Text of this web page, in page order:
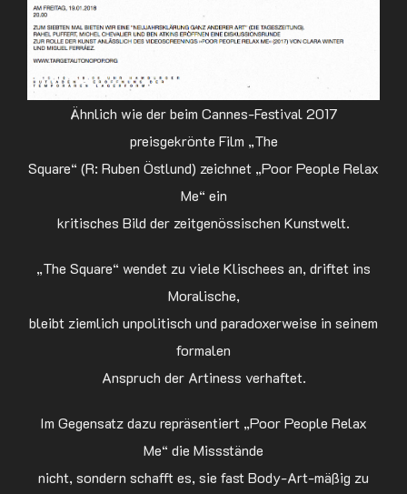
Ähnlich wie der beim Cannes-Festival 2017
preisgekrönte Film „The
Square“ (R: Ruben Östlund) zeichnet „Poor People Relax
Me“ ein
kritisches Bild der zeitgenössischen Kunstwelt.
„The Square“ wendet zu viele Klischees an, driftet ins
Moralische,
bleibt ziemlich unpolitisch und paradoxerweise in seinem
formalen
Anspruch der Artiness verhaftet.
Im Gegensatz dazu repräsentiert „Poor People Relax
Me“ die Missstände
nicht, sondern schafft es, sie fast Body-Art-mäßig zu